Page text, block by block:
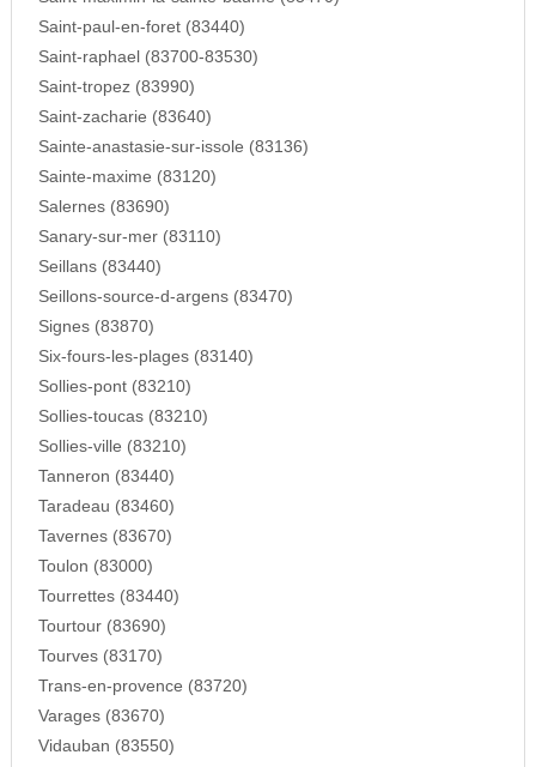
Saint-paul-en-foret (83440)
Saint-raphael (83700-83530)
Saint-tropez (83990)
Saint-zacharie (83640)
Sainte-anastasie-sur-issole (83136)
Sainte-maxime (83120)
Salernes (83690)
Sanary-sur-mer (83110)
Seillans (83440)
Seillons-source-d-argens (83470)
Signes (83870)
Six-fours-les-plages (83140)
Sollies-pont (83210)
Sollies-toucas (83210)
Sollies-ville (83210)
Tanneron (83440)
Taradeau (83460)
Tavernes (83670)
Toulon (83000)
Tourrettes (83440)
Tourtour (83690)
Tourves (83170)
Trans-en-provence (83720)
Varages (83670)
Vidauban (83550)